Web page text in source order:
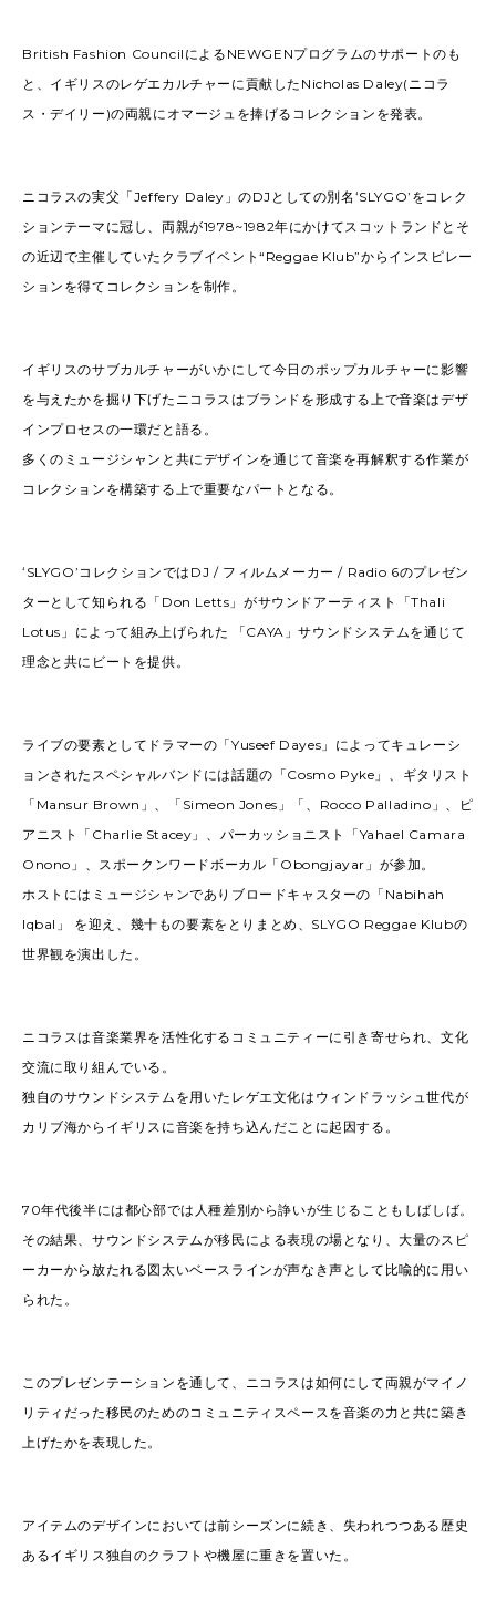
British Fashion CouncilによるNEWGENプログラムのサポートのも
と、イギリスのレゲエカルチャーに貢献したNicholas Daley(ニコラ
ス・デイリー)の両親にオマージュを捧げるコレクションを発表。
ニコラスの実父「Jeffery Daley」のDJとしての別名ʻSLYGOʼをコレク
ションテーマに冠し、両親が1978~1982年にかけてスコットランドとそ
の近辺で主催していたクラブイベント“Reggae Klub”からインスピレー
ションを得てコレクションを制作。
イギリスのサブカルチャーがいかにして今日のポップカルチャーに影響
を与えたかを掘り下げたニコラスはブランドを形成する上で音楽はデザ
インプロセスの一環だと語る。
多くのミュージシャンと共にデザインを通じて音楽を再解釈する作業が
コレクションを構築する上で重要なパートとなる。
ʻSLYGOʼコレクションではDJ / フィルムメーカー / Radio 6のプレゼン
ターとして知られる「Don Letts」がサウンドアーティスト「Thali
Lotus」によって組み上げられた 「CAYA」サウンドシステムを通じて
理念と共にビートを提供。
ライブの要素としてドラマーの「Yuseef Dayes」によってキュレーシ
ョンされたスペシャルバンドには話題の「Cosmo Pyke」、ギタリスト
「Mansur Brown」、「Simeon Jones」「、Rocco Palladino」、ピ
アニスト「Charlie Stacey」、パーカッショニスト「Yahael Camara
Onono」、スポークンワードボーカル「Obongjayar」が参加。
ホストにはミュージシャンでありブロードキャスターの「Nabihah
Iqbal」 を迎え、幾十もの要素をとりまとめ、SLYGO Reggae Klubの
世界観を演出した。
ニコラスは音楽業界を活性化するコミュニティーに引き寄せられ、文化
交流に取り組んでいる。
独自のサウンドシステムを用いたレゲエ文化はウィンドラッシュ世代が
カリブ海からイギリスに音楽を持ち込んだことに起因する。
70年代後半には都心部では人種差別から諍いが生じることもしばしば。
その結果、サウンドシステムが移民による表現の場となり、大量のスピ
ーカーから放たれる図太いベースラインが声なき声として比喩的に用い
られた。
このプレゼンテーションを通して、ニコラスは如何にして両親がマイノ
リティだった移民のためのコミュニティスペースを音楽の力と共に築き
上げたかを表現した。
アイテムのデザインにおいては前シーズンに続き、失われつつある歴史
あるイギリス独自のクラフトや機屋に重きを置いた。